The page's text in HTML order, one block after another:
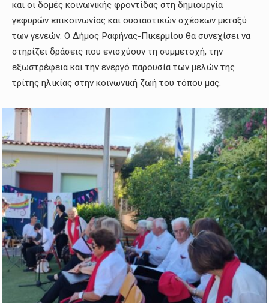
και οι δομές κοινωνικής φροντίδας στη δημιουργία
γεφυρών επικοινωνίας και ουσιαστικών σχέσεων μεταξύ
των γενεών. Ο Δήμος Ραφήνας-Πικερμίου θα συνεχίσει να
στηρίζει δράσεις που ενισχύουν τη συμμετοχή, την
εξωστρέφεια και την ενεργό παρουσία των μελών της
τρίτης ηλικίας στην κοινωνική ζωή του τόπου μας.